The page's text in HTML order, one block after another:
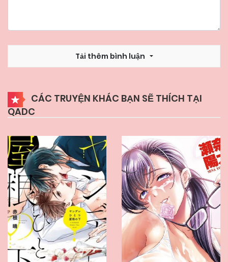
Tải thêm bình luận
CÁC TRUYỆN KHÁC BẠN SẼ THÍCH TẠI
QADC